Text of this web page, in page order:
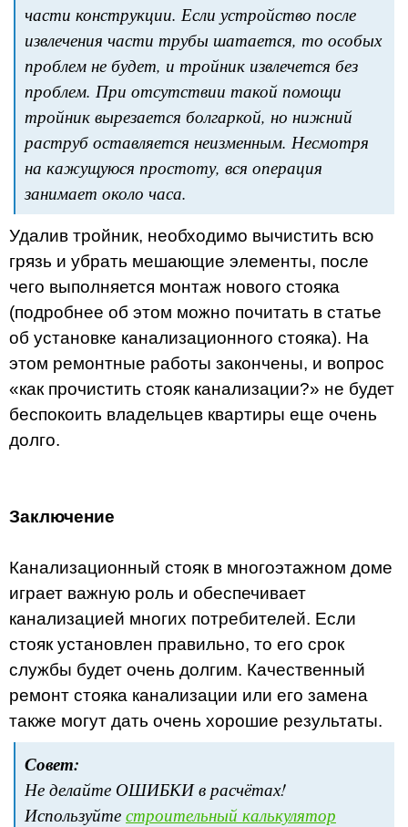
части конструкции. Если устройство после
извлечения части трубы шатается, то особых
проблем не будет, и тройник извлечется без
проблем. При отсутствии такой помощи
тройник вырезается болгаркой, но нижний
раструб оставляется неизменным. Несмотря
на кажущуюся простоту, вся операция
занимает около часа.
Удалив тройник, необходимо вычистить всю
грязь и убрать мешающие элементы, после
чего выполняется монтаж нового стояка
(подробнее об этом можно почитать в статье
об установке канализационного стояка). На
этом ремонтные работы закончены, и вопрос
«как прочистить стояк канализации?» не будет
беспокоить владельцев квартиры еще очень
долго.
Заключение
Канализационный стояк в многоэтажном доме
играет важную роль и обеспечивает
канализацией многих потребителей. Если
стояк установлен правильно, то его срок
службы будет очень долгим. Качественный
ремонт стояка канализации или его замена
также могут дать очень хорошие результаты.
Совет:
Не делайте ОШИБКИ в расчётах!
Используйте строительный калькулятор